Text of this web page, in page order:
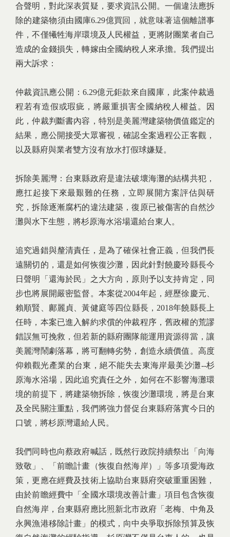
合聲明，對此深表質疑，要求資訊公開。一個違法應拆
除的建築物須由國庫6.29億買回，就意味著這個離譜事
件，不僅犧牲海岸環境及人民權益，更將財團業者自己
造成的金錢損失，轉嫁由全國納稅人來承擔。我們提出
兩大訴求：
仲裁資訊應公開：6.29億元鉅款來自國庫，此案仲裁過
程若有造假或瑕疵，將嚴重損害全國納稅人權益。因
此，仲裁判斷書內容，特別是美麗灣建築物價值鑑定的
結果，應公開接受大眾審視，確認全案過程公正客觀，
以及縣府與業者雙方沒有放水打假球嫌疑。
拆除美麗灣：台東縣政府是違法破壞海灘的結構共犯，
應扛起接下來最艱難的任務，立即展開方案評估與研
究，拆除逐漸腐朽的違法建築，復原已被傷害的自然沙
灘與水下生態，將杉原海水浴場還給台東人。
追究過錯與釐清責任，是為了確保社會正義，但我們長
遠關切的，還是如何恢復沙灘，因此針對饒慶玲縣長今
日聲明「還海於民」之大方向，原則予以支持肯定，同
步也將展開嚴密監督。本案從2004年起，經歷徐慶元、
賴順賢、鄺麗貞、黃健庭等四位縣長，2018年饒縣長上
任時，本案已進入解約求償的仲裁程序，舊政權的荒謬
錯誤無可挽救，但若新的縣府團隊能運用資源得當，讓
美麗灣鬧劇落幕，將可翻轉劣勢，創造永續價值。高度
仰賴觀光產業的台東，絕不能失去東海岸最美沙灘--杉
原海水浴場，因此追究責任之外，如何在不影響海灘環
境的前提下，將建築物拆除，恢復沙灘環境，將是台東
及全民關注重點，我們將強力督促台東縣府落實今日的
口號，將杉原灣還給人民。
我們同時也向蔡政府喊話，既然行政院持續祭出「向海
致敬」、「前瞻計畫（恢復自然海岸）」等多項愛海政
策，更應在經費及技術上協助台東縣府突破重重困難，
由於前瞻經費中「全國水環境改善計畫」項目包含恢復
自然海岸，台東縣府應比照新北市政府「老梅、中角及
永興漁港移除計畫」的模式，向中央爭取拆除預算及恢